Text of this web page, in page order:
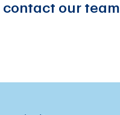
contact our team